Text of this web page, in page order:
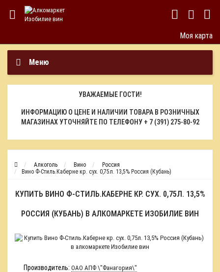
Моя карта
Меню
УВАЖАЕМЫЕ ГОСТИ!
ИНФОРМАЦИЮ О ЦЕНЕ И НАЛИЧИИ ТОВАРА В РОЗНИЧНЫХ
МАГАЗИНАХ УТОЧНЯЙТЕ ПО ТЕЛЕФОНУ + 7 (391) 275-80-92
Алкоголь Вино
Россия
Вино Ф-Стиль.Каберне кр. сух. 0,75л. 13,5% Россия (Кубань)
КУПИТЬ ВИНО Ф-СТИЛЬ.КАБЕРНЕ КР. СУХ. 0,75Л. 13,5%
РОССИЯ (КУБАНЬ) В АЛКОМАРКЕТЕ ИЗОБИЛИЕ ВИН
Производитель: ОАО АПФ \"Фанагория\"